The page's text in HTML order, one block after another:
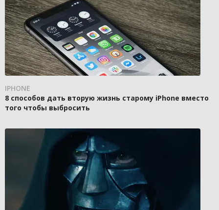
IPHONE
8 способов дать вторую жизнь старому iPhone вместо
того чтобы выбросить